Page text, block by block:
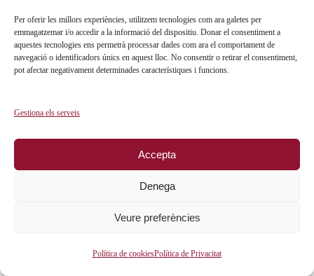
Per oferir les millors experiències, utilitzem tecnologies com ara galetes per
emmagatzemar i/o accedir a la informació del dispositiu. Donar el consentiment a
aquestes tecnologies ens permetrà processar dades com ara el comportament de
navegació o identificadors únics en aquest lloc. No consentir o retirar el consentiment,
pot afectar negativament determinades característiques i funcions.
Gestiona els serveis
Accepta
Denega
Veure preferències
Política de cookiesPolítica de Privacitat
Mitjans Oficials de Comunicació
S’informa l’usuari que els mitjans habilitats per
d’empresa i el correu electrònic corporatiu.
Si vostè envia informació personal a través un mitjà
de comunicació diferent als indicats en aquest